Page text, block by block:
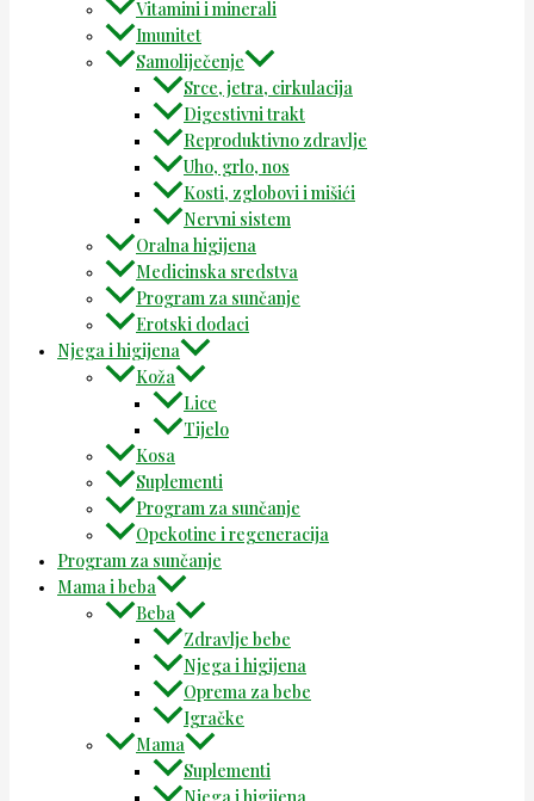
Vitamini i minerali
Imunitet
Samoliječenje
Srce, jetra, cirkulacija
Digestivni trakt
Reproduktivno zdravlje
Uho, grlo, nos
Kosti, zglobovi i mišići
Nervni sistem
Oralna higijena
Medicinska sredstva
Program za sunčanje
Erotski dodaci
Njega i higijena
Koža
Lice
Tijelo
Kosa
Suplementi
Program za sunčanje
Opekotine i regeneracija
Program za sunčanje
Mama i beba
Beba
Zdravlje bebe
Njega i higijena
Oprema za bebe
Igračke
Mama
Suplementi